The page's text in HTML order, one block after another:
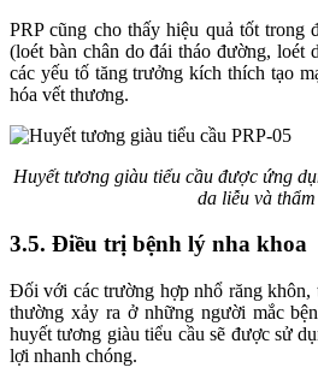
PRP cũng cho thấy hiệu quả tốt trong
(loét bàn chân do đái tháo đường, loét
các yếu tố tăng trưởng kích thích tạo
hóa vết thương.
Huyết tương giàu tiểu cầu được ứng
da liễu và
3.5. Điều trị bệnh lý nha khoa
Đối với các trường hợp nhổ răng khôn,
thường xảy ra ở những người mắc
huyết tương giàu tiểu cầu sẽ được sử
lợi nhanh chóng.